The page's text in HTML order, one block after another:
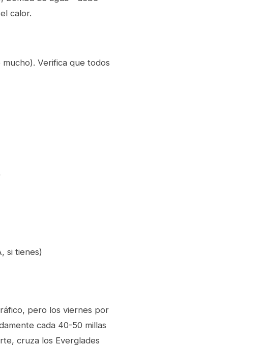
calor.
Verifica que todos
si tienes)
pero los viernes por
cada 40-50 millas
cruza los Everglades